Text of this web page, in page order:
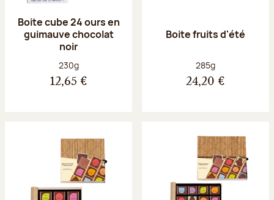
Boite cube 24 ours en
guimauve chocolat
noir
Poids net :
230g
12,65 €
Boite fruits d'été
Poids net :
285g
24,20 €